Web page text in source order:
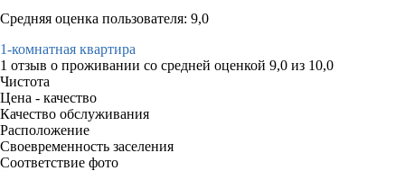
Средняя оценка пользователя: 9,0
1-комнатная квартира
1 отзыв о проживании со средней оценкой 9,0 из 10,0
Чистота
Цена - качество
Качество обслуживания
Расположение
Своевременность заселения
Соответствие фото